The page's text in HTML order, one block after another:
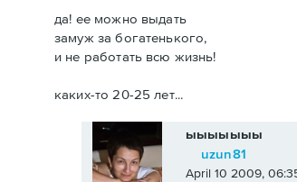
да! ее можно выдать
замуж за богатенького,
и не работать всю жизнь!
каких-то 20-25 лет...
ыыыыыыы
uzun81
April 10 2009,